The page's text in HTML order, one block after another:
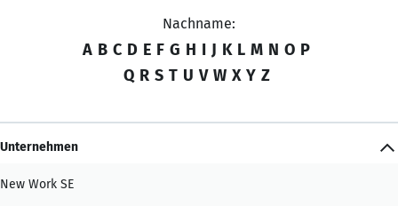
Nachname:
A B C D E F G H I J K L M N O P
Q R S T U V W X Y Z
Unternehmen
New Work SE